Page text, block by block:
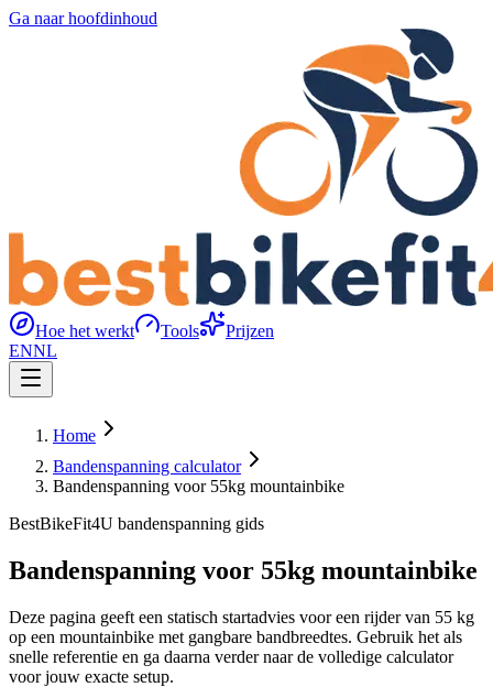
Ga naar hoofdinhoud
Hoe het werkt Tools
Prijzen
ENNL
Home
Bandenspanning calculator
Bandenspanning voor 55kg mountainbike
BestBikeFit4U bandenspanning gids
Bandenspanning voor 55kg mountainbike
Deze pagina geeft een statisch startadvies voor een rijder van 55 kg
op een mountainbike met gangbare bandbreedtes. Gebruik het als
snelle referentie en ga daarna verder naar de volledige calculator
voor jouw exacte setup.